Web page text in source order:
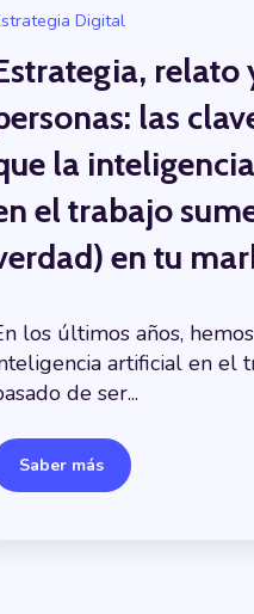
Digital
relato
las
la
el trabajo
en tu
los últimos años,
artificial en el
de ser...
Saber más